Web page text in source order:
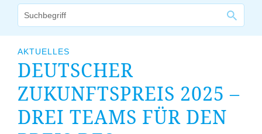
Unternehmen
Cluster
Leistungsangebot
AKTUELLES
DEUTSCHER
ZUKUNFTSPREIS 2025 –
DREI TEAMS FÜR DEN